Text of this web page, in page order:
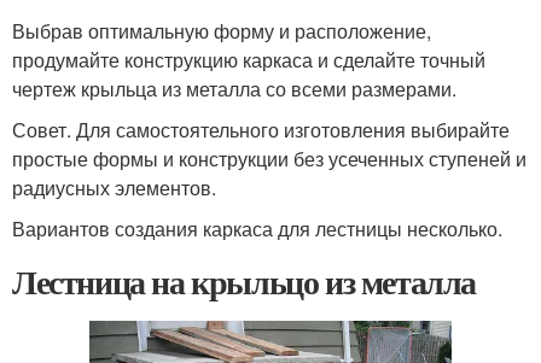
Выбрав оптимальную форму и расположение,
продумайте конструкцию каркаса и сделайте точный
чертеж крыльца из металла со всеми размерами.
Совет. Для самостоятельного изготовления выбирайте
простые формы и конструкции без усеченных ступеней и
радиусных элементов.
Вариантов создания каркаса для лестницы несколько.
Лестница на крыльцо из металла